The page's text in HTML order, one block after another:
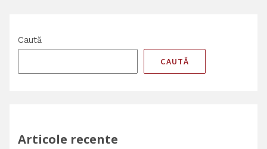
Caută
CAUTĂ
Articole recente